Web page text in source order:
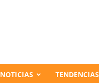
NOTICIAS TENDENCIAS